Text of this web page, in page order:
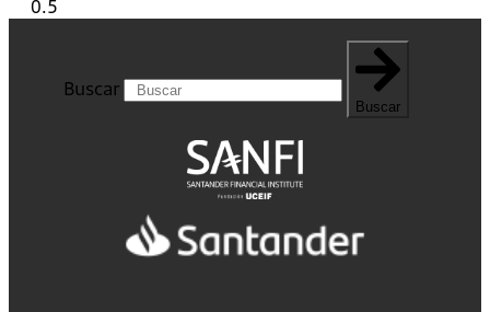
Buscar
Buscar